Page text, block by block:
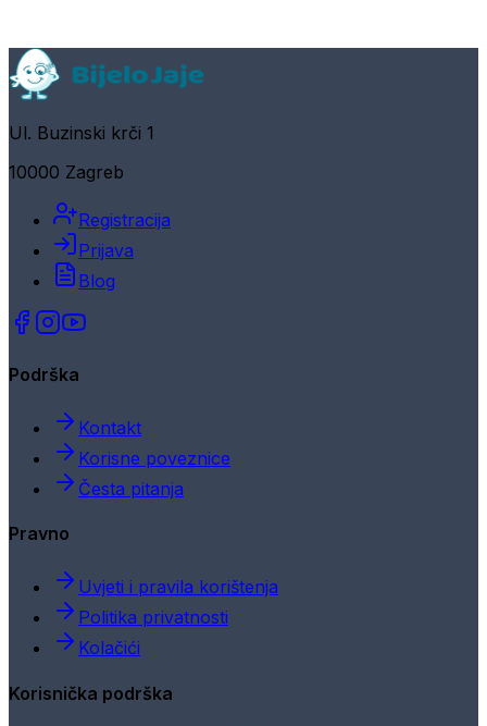
Ul. Buzinski krči 1
10000 Zagreb
Registracija
Prijava
Blog
Podrška
Kontakt
Korisne poveznice
Česta pitanja
Pravno
Uvjeti i pravila korištenja
Politika privatnosti
Kolačići
Korisnička podrška